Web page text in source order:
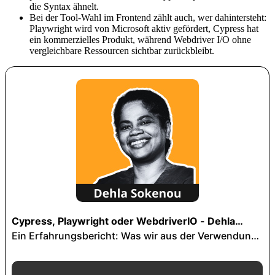
die Syntax ähnelt.
Bei der Tool-Wahl im Frontend zählt auch, wer dahintersteht:
Playwright wird von Microsoft aktiv gefördert, Cypress hat
ein kommerzielles Produkt, während Webdriver I/O ohne
vergleichbare Ressourcen sichtbar zurückbleibt.